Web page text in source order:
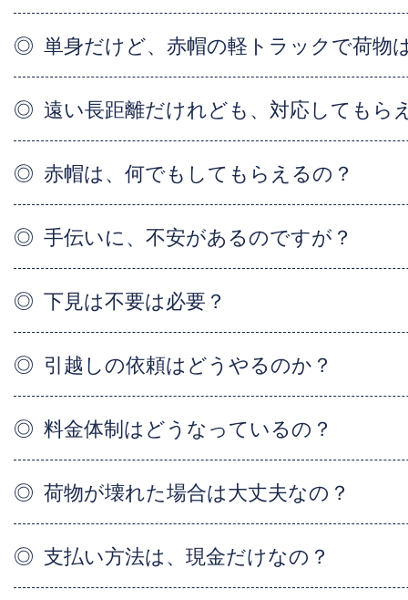
単身だけど、赤帽の軽トラックで荷物
遠い長距離だけれども、対応してもら
赤帽は、何でもしてもらえるの？
手伝いに、不安があるのですが？
下見は不要は必要？
引越しの依頼はどうやるのか？
料金体制はどうなっているの？
荷物が壊れた場合は大丈夫なの？
支払い方法は、現金だけなの？